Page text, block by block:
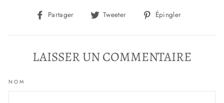
Partager
Partager
Facebook
Tweeter
Tweeter
Twitter
Épingler
Pinterest
LAISSER UN COMMENTAIRE
NOM